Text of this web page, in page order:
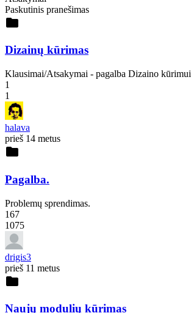
Paskutinis pranešimas
folder
Dizainų kūrimas
Klausimai/Atsakymai - pagalba Dizaino kūrimui
1
1
halava
prieš 14 metus
folder
Pagalba.
Problemų sprendimas.
167
1075
drigis3
prieš 11 metus
folder
Naujų modulių kūrimas